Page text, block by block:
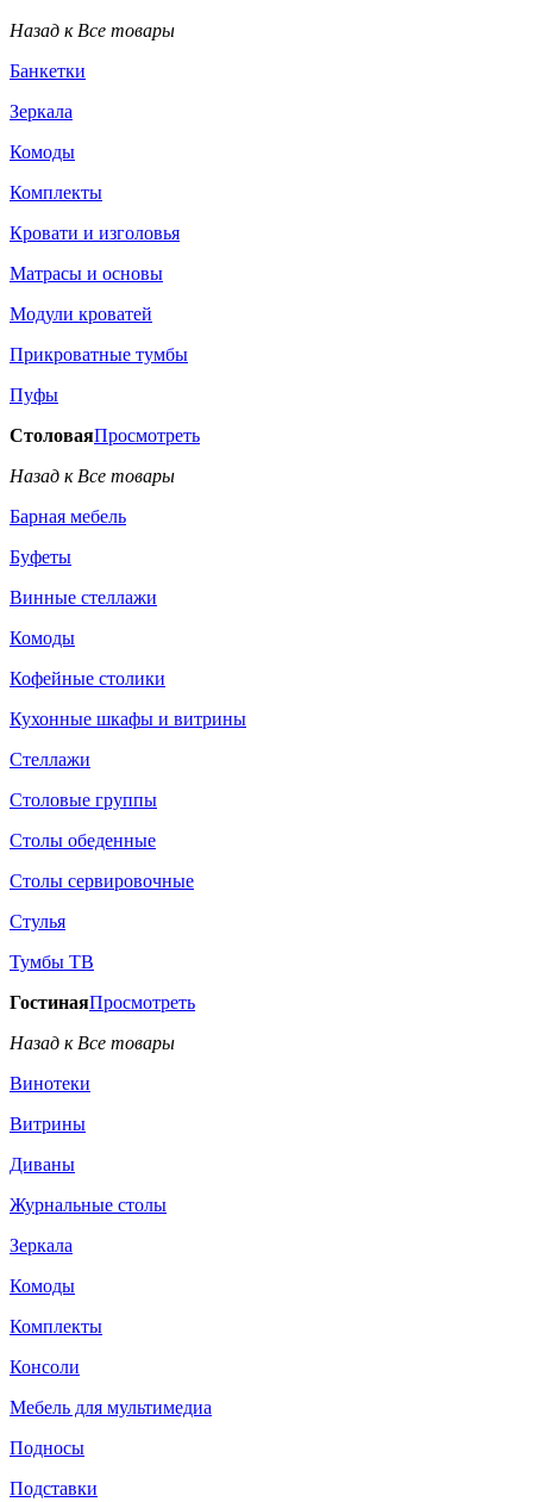
Назад к Все товары
Банкетки
Зеркала
Комоды
Комплекты
Кровати и изголовья
Матрасы и основы
Модули кроватей
Прикроватные тумбы
Пуфы
СтоловаяПросмотреть
Назад к Все товары
Барная мебель
Буфеты
Винные стеллажи
Комоды
Кофейные столики
Кухонные шкафы и витрины
Стеллажи
Столовые группы
Столы обеденные
Столы сервировочные
Стулья
Тумбы ТВ
ГостинаяПросмотреть
Назад к Все товары
Винотеки
Витрины
Диваны
Журнальные столы
Зеркала
Комоды
Комплекты
Консоли
Мебель для мультимедиа
Подносы
Подставки